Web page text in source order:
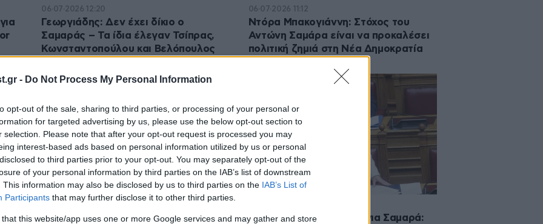
- Do Not Process My Personal Information
opt-out of the sale, sharing to third parties, or processing of your personal or
for targeted advertising by us, please use the below opt-out section to
selection. Please note that after your opt-out request is processed you may
interest-based ads based on personal information utilized by us or personal
to third parties prior to your opt-out. You may separately opt-out of the
of your personal information by third parties on the IAB’s list of downstream
This information may also be disclosed by us to third parties on the IAB’s List of
Participants that may further disclose it to other third parties.
that this website/app uses one or more Google services and may gather and store
06·07·2026 12:20
Γεωργιάδης: Δεν έχει δίκιο ο
Σαμαράς – Τα ίδια έλεγαν Τσίπρας,
Κωνσταντοπούλου και Βελόπουλος
06·07·2026 11:12
Ντόρα Μπακογιάννη: Στόχος του
Αντώνη Σαμάρα είναι να προκαλέσει
πολιτική ζημιά στη Νέα Δημοκρατία
05·07·2026 12:20
Σαμαράς κατά Ντόρας Μπακογιάννη:
Χριστίνα Αλεξοπούλου για Σαμαρά: